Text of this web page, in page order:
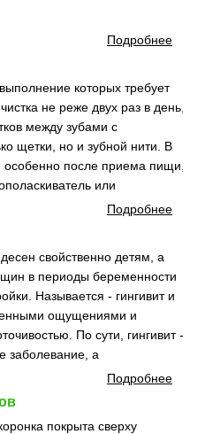
Подробнее
которых требует
не реже двух раз в день,
между зубами с
щетки, но и зубной нити. В
особенно после приема пищи,
или
Подробнее
свойственно детям, а
в периоды беременности
Называется - гингивит и
ощущениями и
По сути, гингивит -
заболевание, а
Подробнее
покрыта сверху